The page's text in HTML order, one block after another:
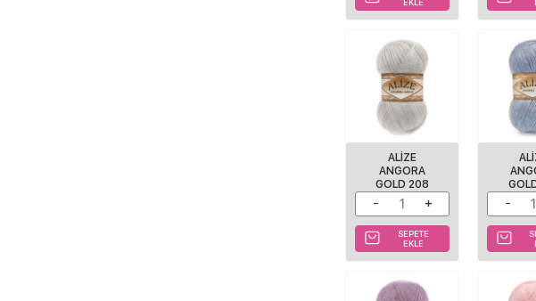
EKLE
ALIZE
ANGORA
GOLD 208
SEPETE
EKLE